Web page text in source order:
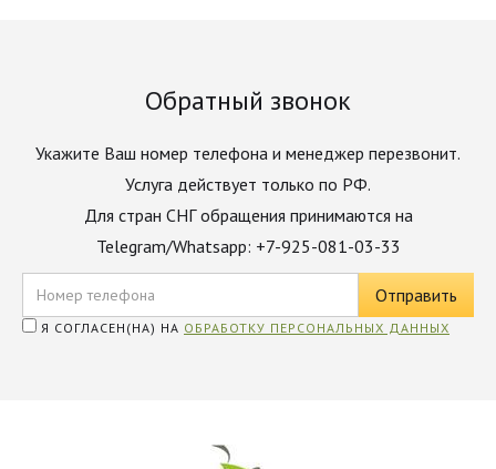
Обратный звонок
Укажите Ваш номер телефона и менеджер перезвонит.
Услуга действует только по РФ.
Для стран СНГ обращения принимаются на
Telegram/Whatsapp: +7-925-081-03-33
Я СОГЛАСЕН(НА) НА ОБРАБОТКУ ПЕРСОНАЛЬНЫХ ДАННЫХ